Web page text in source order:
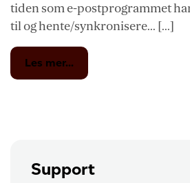
tiden som e-postprogrammet
til og hente/synkronisere... [...]
Les mer...
Timeout
Support